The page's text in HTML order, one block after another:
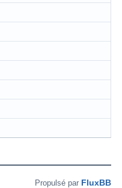
Propulsé par FluxBB